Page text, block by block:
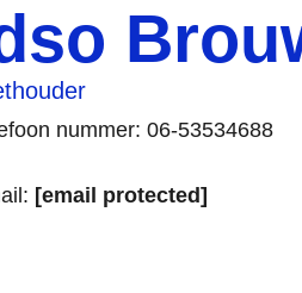
nummer: 06-53534688
[email protected]